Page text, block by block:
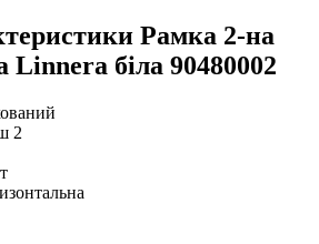
Рамка 2-на
Linnera бiла 90480002
2